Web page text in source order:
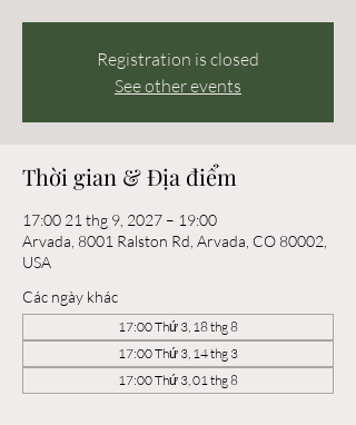
Registration is closed
See other events
Thời gian & Địa điểm
17:00 21 thg 9, 2027 – 19:00
Arvada, 8001 Ralston Rd, Arvada, CO 80002,
USA
Các ngày khác
17:00 Thứ 3, 18 thg 8
17:00 Thứ 3, 14 thg 3
17:00 Thứ 3, 01 thg 8